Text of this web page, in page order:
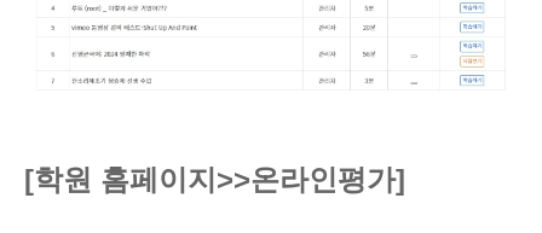
[학원 홈페이지>>온라인평가]